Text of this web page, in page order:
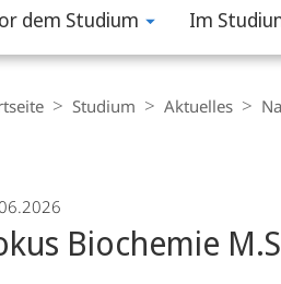
dem Studium Im
Studium Aktuelles
Biochemie